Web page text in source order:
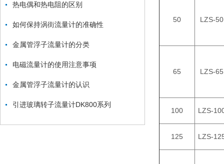
热电偶和热电阻的区别
如何保持涡街流量计的准确性
金属管浮子流量计的分类
电磁流量计的使用注意事项
金属管浮子流量计的认识
引进玻璃转子流量计DK800系列
50 LZS-50
65 LZS-65
100 LZS-
125 LZS-